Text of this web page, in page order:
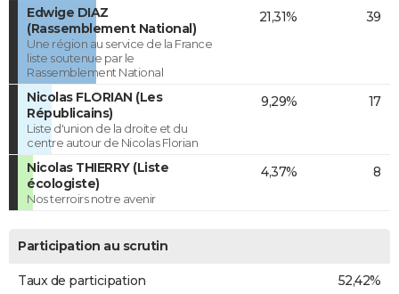
Edwige DIAZ
(Rassemblement National)
Une région au service de la France
liste soutenue par le
Rassemblement National
21,31% 39
Nicolas FLORIAN (Les
Républicains)
Liste d'union de la droite et du
centre autour de Nicolas Florian
9,29% 17
Nicolas THIERRY (Liste
écologiste)
Nos terroirs notre avenir
4,37% 8
Participation au scrutin
Taux de participation 52,42%